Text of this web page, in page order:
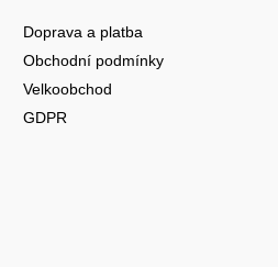
Doprava a platba
Obchodní podmínky
Velkoobchod
GDPR